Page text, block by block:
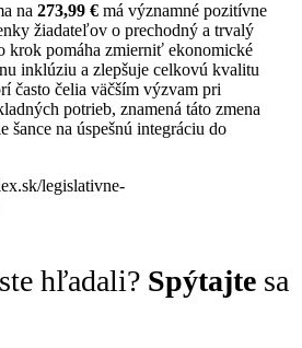
na 273,99 € má významné pozitívne
žiadateľov o prechodný a trvalý
krok pomáha zmierniť ekonomické
inklúziu a zlepšuje celkovú kvalitu
často čelia väčším výzvam pri
potrieb, znamená táto zmena
šance na úspešnú integráciu do
legislativne-
hľadali? Spýtajte sa